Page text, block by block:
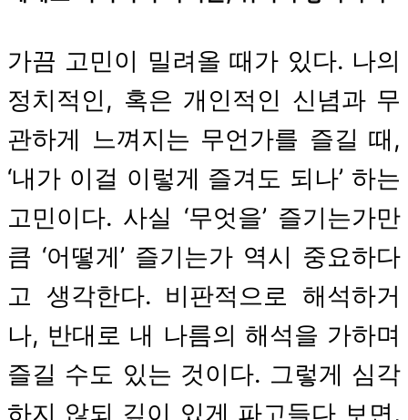
가끔 고민이 밀려올 때가 있다. 나의
정치적인, 혹은 개인적인 신념과 무
관하게 느껴지는 무언가를 즐길 때,
‘내가 이걸 이렇게 즐겨도 되나’ 하는
고민이다. 사실 ‘무엇을’ 즐기는가만
큼 ‘어떻게’ 즐기는가 역시 중요하다
고 생각한다. 비판적으로 해석하거
나, 반대로 내 나름의 해석을 가하며
즐길 수도 있는 것이다. 그렇게 심각
하지 않되 깊이 있게 파고들다 보면,